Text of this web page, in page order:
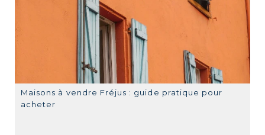
Maisons à vendre Fréjus : guide pratique pour
acheter